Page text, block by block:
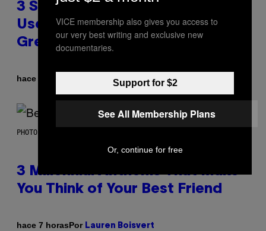
3 Songs That Were Commonly
Used As a Ringtone or Voicemail
Greeting in the 2000s
hace 7 horas Dan Milam
PHOTO BY KEVIN WINTER/GETTY IMAGES FOR RADIO DISNEY
3 Millennial Anthems That Make
You Think of Your Best Friend
hace 7 horasPor Lauren Boisvert
VICE membership also gives you access to
our very best writing and exclusive new
documentaries.
Support for $2
See All Membership Plans
Or, continue for free